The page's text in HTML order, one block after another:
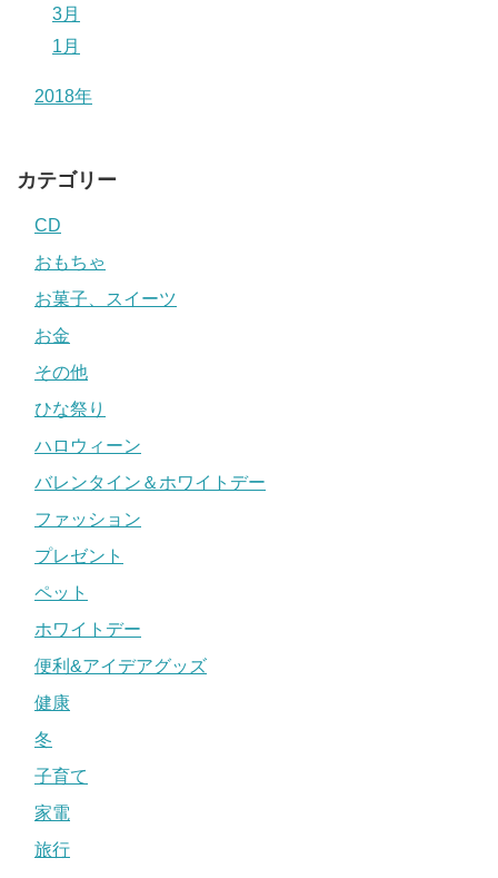
3月
1月
2018年
カテゴリー
CD
おもちゃ
お菓子、スイーツ
お金
その他
ひな祭り
ハロウィーン
バレンタイン＆ホワイトデー
ファッション
プレゼント
ペット
ホワイトデー
便利&アイデアグッズ
健康
冬
子育て
家電
旅行